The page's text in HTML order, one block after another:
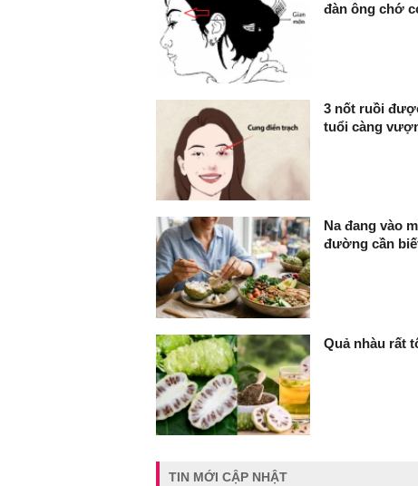
đàn ông chớ
3 nốt ruồi
tuổi càng
Na đang vào
đường cần
Quả nhàu rất
TIN MỚI CẬP NHẬT